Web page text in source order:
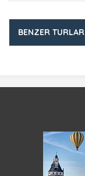
BENZER TURLAR